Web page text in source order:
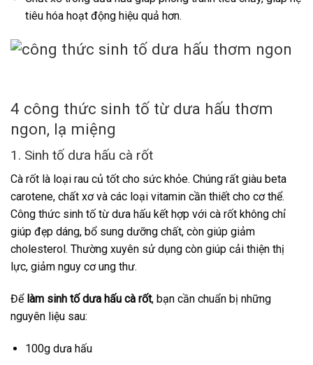
tiêu hóa hoạt động hiệu quả hơn.
4 công thức sinh tố từ dưa hấu thơm
ngon, lạ miệng
1. Sinh tố dưa hấu cà rốt
Cà rốt là loại rau củ tốt cho sức khỏe. Chúng rất giàu beta
carotene, chất xơ và các loại vitamin cần thiết cho cơ thể.
Công thức sinh tố từ dưa hấu kết hợp với cà rốt không chỉ
giúp đẹp dáng, bổ sung dưỡng chất, còn giúp giảm
cholesterol. Thường xuyên sử dụng còn giúp cải thiện thị
lực, giảm nguy cơ ung thư.
Để làm sinh tố dưa hấu cà rốt, bạn cần chuẩn bị những
nguyên liệu sau:
100g dưa hấu